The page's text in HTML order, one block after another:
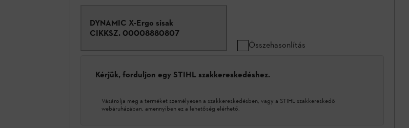
DYNAMIC X-Ergo sisak
CIKKSZ. 00008880807
Összehasonlítás
Kérjük, forduljon egy STIHL szakkereskedéshez.
Vásárolja meg a terméket személyesen a szakkereskedésben, vagy a STIHL szakkereskedő
webáruházában, amennyiben ez a lehetőség elérhető.